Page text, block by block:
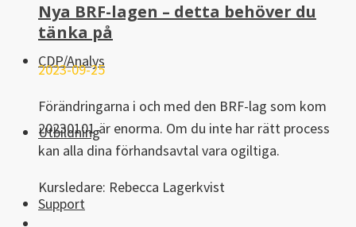
CDP/Analys
Utbildning
Support
Nya BRF-lagen – detta behöver du
tänka på
2023-09-25
Förändringarna i och med den BRF-lag som kom
20230101 är enorma. Om du inte har rätt process
kan alla dina förhandsavtal vara ogiltiga.
Kursledare: Rebecca Lagerkvist